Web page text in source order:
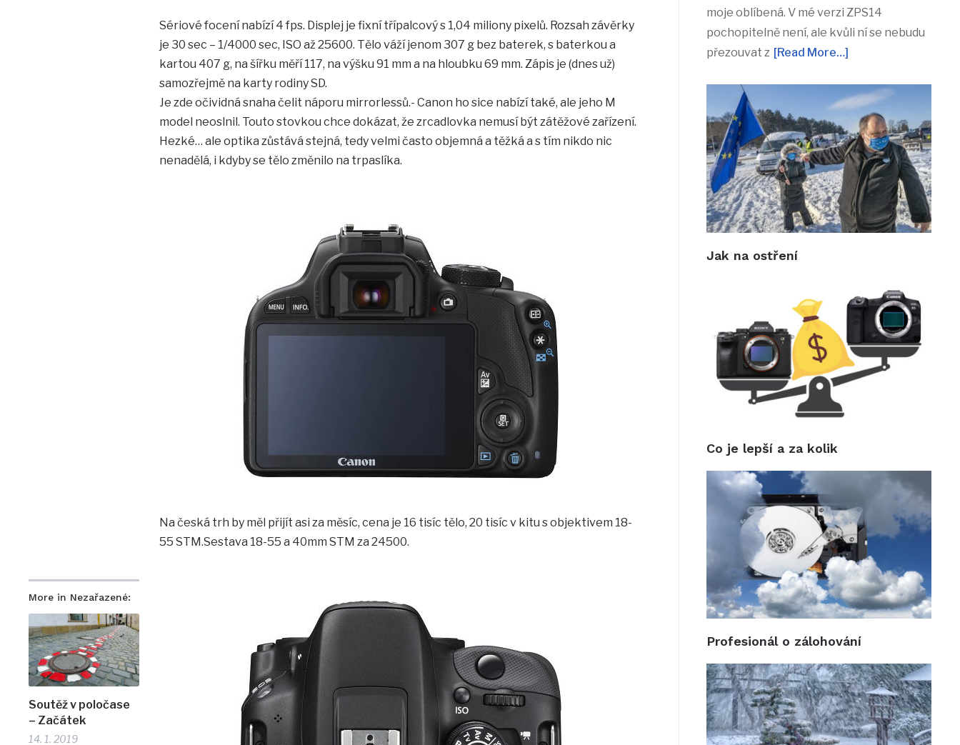
More in Nezařazené:
Soutěž v poločase
– Začátek
14. 1. 2019
Sériové focení nabízí 4 fps. Displej je fixní třípalcový s 1,04 miliony pixelů. Rozsah závěrky
je 30 sec – 1/4000 sec, ISO až 25600. Tělo váží jenom 307 g bez baterek, s baterkou a
kartou 407 g, na šířku měří 117, na výšku 91 mm a na hloubku 69 mm. Zápis je (dnes už)
samozřejmě na karty rodiny SD.
Je zde očividná snaha čelit náporu mirrorlessů.- Canon ho sice nabízí také, ale jeho M
model neoslnil. Touto stovkou chce dokázat, že zrcadlovka nemusí být zátěžové zařízení.
Hezké… ale optika zůstává stejná, tedy velmi často objemná a těžká a s tím nikdo nic
nenadělá, i kdyby se tělo změnilo na trpaslíka.
Na česká trh by měl přijít asi za měsíc, cena je 16 tisíc tělo, 20 tisíc v kitu s objektivem 18-
55 STM.Sestava 18-55 a 40mm STM za 24500.
moje oblíbená. V mé verzi ZPS14
pochopitelně není, ale kvůli ní se nebudu
přezouvat z [Read More…]
Jak na ostření
Co je lepší a za kolik
Profesionál o zálohování